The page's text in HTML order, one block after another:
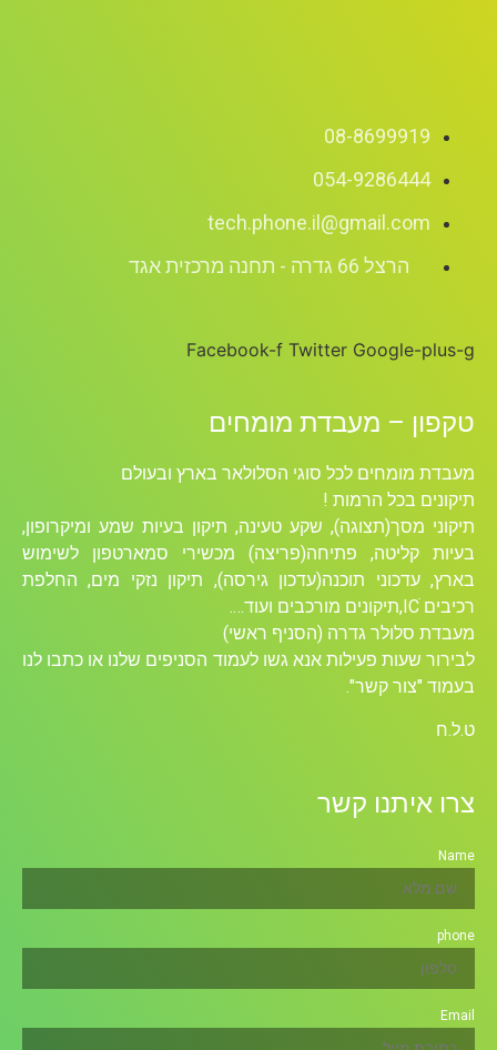
08-8699919
054-9286444
tech.phone.il@gmail.com
הרצל 66 גדרה - תחנה מרכזית אגד
Facebook-f Twitter Google-plus-g
טקפון – מעבדת מומחים
מעבדת מומחים לכל סוגי הסלולאר בארץ ובעולם
תיקונים בכל הרמות !
תיקוני מסך(תצוגה), שקע טעינה, תיקון בעיות שמע ומיקרופון,
בעיות קליטה, פתיחה(פריצה) מכשירי סמארטפון לשימוש
בארץ, עדכוני תוכנה(עדכון גירסה), תיקון נזקי מים, החלפת
רכיבים ICׁ,תיקונים מורכבים ועוד….
מעבדת סלולר גדרה (הסניף ראשי)
לבירור שעות פעילות אנא גשו לעמוד הסניפים שלנו או כתבו לנו
בעמוד "צור קשר".
ט.ל.ח
צרו איתנו קשר
Name
phone
Email